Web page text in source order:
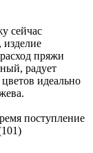
сейчас
изделие
пряжи
радует
идеально
поступление